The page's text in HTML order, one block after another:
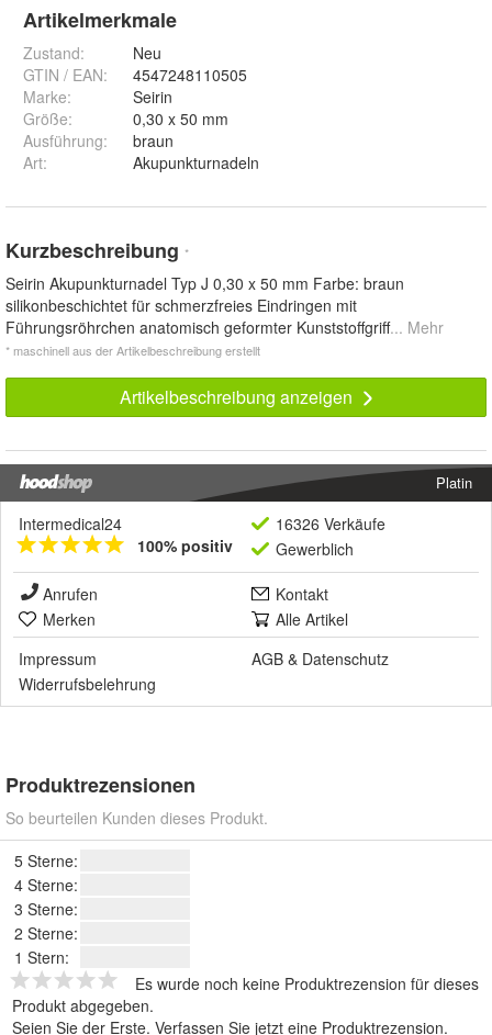
Artikelmerkmale
Zustand:
Neu
GTIN / EAN:
4547248110505
Marke:
Seirin
Größe:
0,30 x 50 mm
Ausführung:
braun
Art: Akupunkturnadeln
Kurzbeschreibung *
Seirin Akupunkturnadel Typ J 0,30 x 50 mm Farbe: braun
silikonbeschichtet für schmerzfreies Eindringen mit
Führungsröhrchen anatomisch geformter Kunststoffgriff... Mehr
* maschinell aus der Artikelbeschreibung erstellt
Artikelbeschreibung anzeigen
Platin
Intermedical24
100% positiv
16326 Verkäufe
Gewerblich
Anrufen
Kontakt
Merken
Alle Artikel
Impressum
AGB & Datenschutz
Widerrufsbelehrung
Produktrezensionen
So beurteilen Kunden dieses Produkt.
5 Sterne:
4 Sterne:
3 Sterne:
2 Sterne:
1 Stern:
Es wurde noch keine Produktrezension für dieses
Produkt abgegeben.
Seien Sie der Erste. Verfassen Sie jetzt eine Produktrezension.